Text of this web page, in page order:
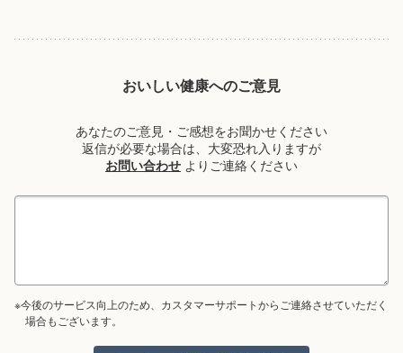
おいしい健康へのご意見
あなたのご意見・ご感想をお聞かせください
返信が必要な場合は、大変恐れ入りますが
お問い合わせ よりご連絡ください
※今後のサービス向上のため、カスタマーサポートからご連絡させていただく
場合もございます。